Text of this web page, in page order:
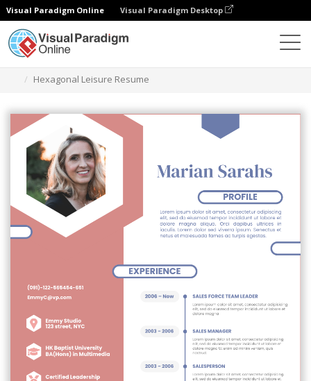
Visual Paradigm Online Visual Paradigm Desktop
Hexagonal Leisure Resume